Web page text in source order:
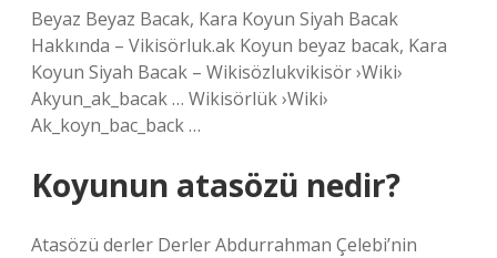
Beyaz Beyaz Bacak, Kara Koyun Siyah Bacak
Hakkında – Vikisörluk.ak Koyun beyaz bacak, Kara
Koyun Siyah Bacak – Wikisözlukvikisör ›Wiki›
Akyun_ak_bacak … Wikisörlük ›Wiki›
Ak_koyn_bac_back …
Koyunun atasözü nedir?
Atasözü derler Derler Abdurrahman Çelebi’nin